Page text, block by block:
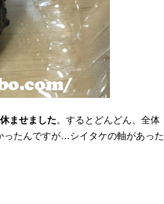
ませました。するとどんどん、全体
ったんですが…シイタケの軸があった